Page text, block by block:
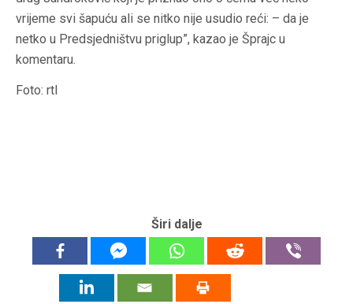
vrijeme svi šapuću ali se nitko nije usudio reći: – da je
netko u Predsjedništvu priglup”, kazao je Šprajc u
komentaru.
Foto: rtl
Širi dalje